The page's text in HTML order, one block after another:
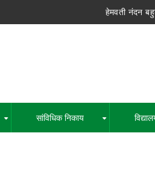
हेमवती नंदन
हेमवती नंदन बहुगुणा
एक केंद्रीय
सांविधिक निकाय